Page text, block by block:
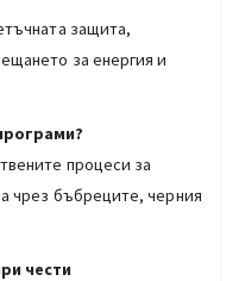
защита,
за енергия и
процеси за
чрез бъбреците, черния
чести